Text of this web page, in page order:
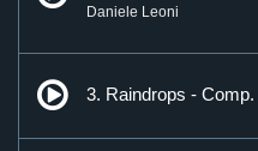
Daniele Leoni
3. Raindrops -